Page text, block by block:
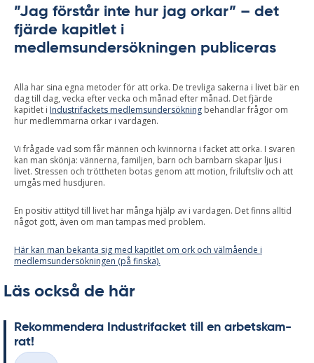
”Jag förstår inte hur jag orkar” – det
fjärde kapitlet i
medlemsundersökningen publiceras
Alla har sina egna metoder för att orka. De trevliga sakerna i livet bär en
dag till dag, vecka efter vecka och månad efter månad. Det fjärde
kapitlet i Industrifackets medlemsundersökning behandlar frågor om
hur medlemmarna orkar i vardagen.
Vi frågade vad som får männen och kvinnorna i facket att orka. I svaren
kan man skönja: vännerna, familjen, barn och barnbarn skapar ljus i
livet. Stressen och tröttheten botas genom att motion, friluftsliv och att
umgås med husdjuren.
En positiv attityd till livet har många hjälp av i vardagen. Det finns alltid
något gott, även om man tampas med problem.
Här kan man bekanta sig med kapitlet om ork och välmående i
medlemsundersökningen (på finska).
Läs också de här
Re­kom­men­de­ra In­du­stri­fac­ket till en ar­bets­kam­
rat!